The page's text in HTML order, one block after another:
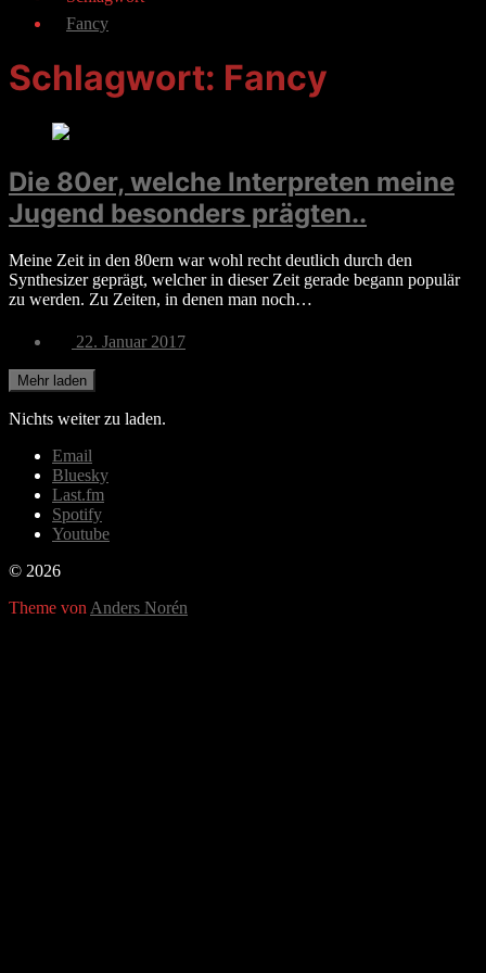
Fancy
Schlagwort: Fancy
Die 80er, welche Interpreten meine
Jugend besonders prägten..
Meine Zeit in den 80ern war wohl recht deutlich durch den
Synthesizer geprägt, welcher in dieser Zeit gerade begann populär
zu werden. Zu Zeiten, in denen man noch…
Veröffentlichungsdatum
22. Januar 2017
Mehr laden
Nichts weiter zu laden.
Email
Bluesky
Last.fm
Spotify
Youtube
© 2026
Theme von Anders Norén